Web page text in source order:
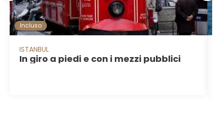
Incluso
ISTANBUL
In giro a piedi e con i mezzi pubblici